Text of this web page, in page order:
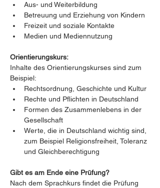
Aus- und Weiterbildung
Betreuung und Erziehung von Kindern
Freizeit und soziale Kontakte
Medien und Mediennutzung
Orientierungskurs:
Inhalte des Orientierungskurses sind zum
Beispiel:
Rechtsordnung, Geschichte und Kultur
Rechte und Pflichten in Deutschland
Formen des Zusammenlebens in der
Gesellschaft
Werte, die in Deutschland wichtig sind,
zum Beispiel Religionsfreiheit, Toleranz
und Gleichberechtigung
Gibt es am Ende eine Prüfung?
Nach dem Sprachkurs findet die Prüfung